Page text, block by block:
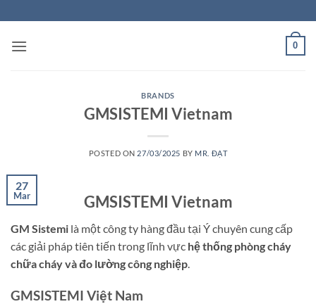
to
content
0
BRANDS
GMSISTEMI Vietnam
POSTED ON 27/03/2025 BY MR. ĐẠT
27
Mar GMSISTEMI Vietnam
GM Sistemi là một công ty hàng đầu tại Ý chuyên cung cấp
các giải pháp tiên tiến trong lĩnh vực hệ thống phòng cháy
chữa cháy và đo lường công nghiệp
GMSISTEMI Việt Nam